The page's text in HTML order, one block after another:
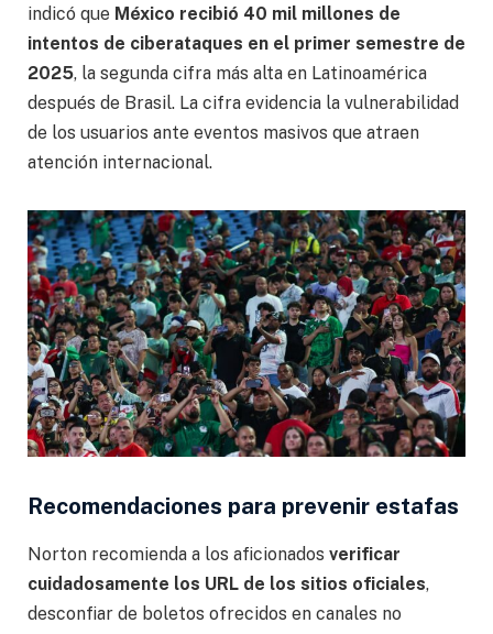
indicó que México recibió 40 mil millones de
intentos de ciberataques en el primer semestre de
2025, la segunda cifra más alta en Latinoamérica
después de Brasil. La cifra evidencia la vulnerabilidad
de los usuarios ante eventos masivos que atraen
atención internacional.
Recomendaciones para prevenir estafas
Norton recomienda a los aficionados verificar
cuidadosamente los URL de los sitios oficiales,
desconfiar de boletos ofrecidos en canales no